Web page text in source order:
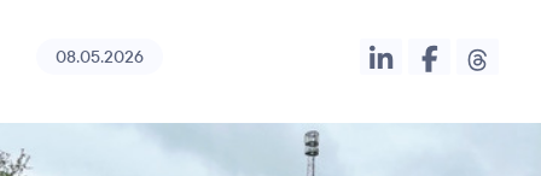
08.05.2026